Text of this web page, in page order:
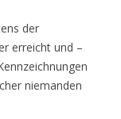
der
erreicht und –
niemanden